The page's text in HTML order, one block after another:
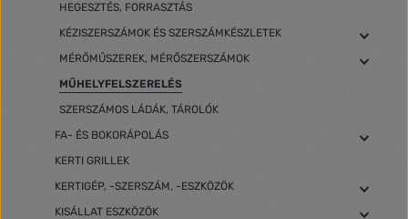
HEGESZTÉS, FORRASZTÁS
KÉZISZERSZÁMOK ÉS SZERSZÁMKÉSZLETEK
MÉRŐMŰSZEREK, MÉRŐSZERSZÁMOK
MŰHELYFELSZERELÉS
SZERSZÁMOS LÁDÁK, TÁROLÓK
FA- ÉS BOKORÁPOLÁS
KERTI GRILLEK
KERTIGÉP, -SZERSZÁM, -ESZKÖZÖK
KISÁLLAT ESZKÖZÖK